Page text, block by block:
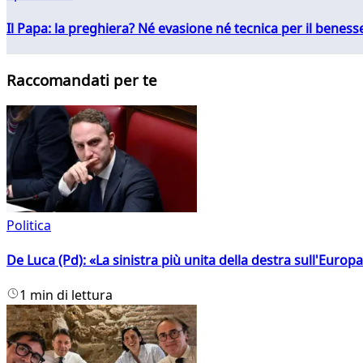
Il Papa: la preghiera? Né evasione né tecnica per il
Raccomandati per te
Politica
De Luca (Pd): «La sinistra più unita della destra
1 min di lettura